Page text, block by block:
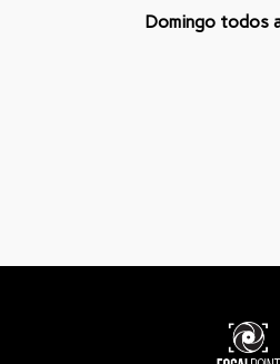
Domingo todos